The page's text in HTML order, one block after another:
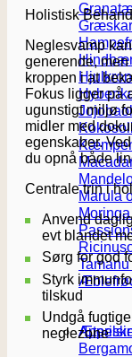
Marula
Holistisk
Neglesvamp
generende,
kroppen i at
Fokus ligger på
ugunstigt miljø
midler med
egenskaber.
du opnå både
Centrale trin i
Anvend
evt blandet
Sørg for god
Styrk
tilskud
Undgå
neglezone